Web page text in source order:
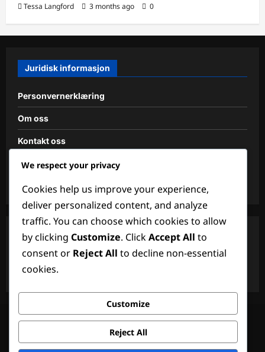
Tessa Langford 3 months ago 0
Juridisk informasjon
Personvernerklæring
Om oss
Kontakt oss
Retningslinjer for informasjonskapsler
Vilkår og betingelser
Søk
Search
Personvernerklæring Om oss
Kontakt oss
Retningslinjer for informasjonskapsler
Vilkår og betingelser
We respect your privacy
Cookies help us improve your experience,
deliver personalized content, and analyze
traffic. You can choose which cookies to allow
by clicking Customize. ClickAccept All to
consent or Reject All to decline non-essential
cookies.
Customize
Reject All